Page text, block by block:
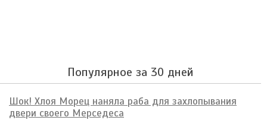
Популярное за 30 дней
Шок! Хлоя Морец наняла раба для захлопывания
двери своего Мерседеса